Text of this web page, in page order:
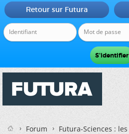
Retour sur Futura
Forum
Futura-Sciences :